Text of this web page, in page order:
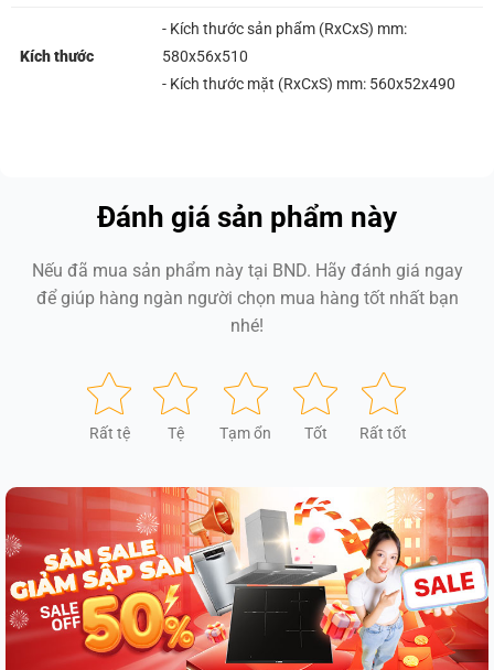
Kích thước
- Kích thước sản phẩm (RxCxS) mm:
580x56x510
- Kích thước mặt (RxCxS) mm: 560x52x490
Đánh giá sản phẩm này
Nếu đã mua sản phẩm này tại BND. Hãy đánh giá ngay
để giúp hàng ngàn người chọn mua hàng tốt nhất bạn
nhé!
Rất tệ Tệ Tạm ổn Tốt Rất tốt